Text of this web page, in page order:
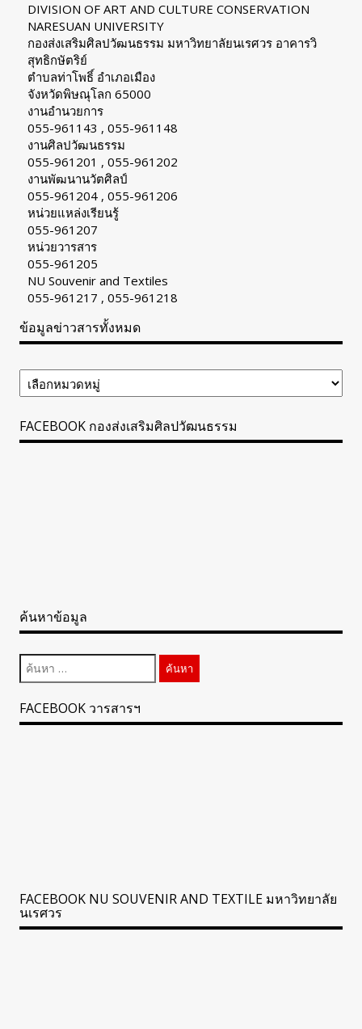
DIVISION OF ART AND CULTURE CONSERVATION
NARESUAN UNIVERSITY
กองส่งเสริมศิลปวัฒนธรรม มหาวิทยาลัยนเรศวร อาคารวิ
สุทธิกษัตริย์
ตำบลท่าโพธิ์ อำเภอเมือง
จังหวัดพิษณุโลก 65000
งานอำนวยการ
055-961143 , 055-961148
งานศิลปวัฒนธรรม
055-961201 , 055-961202
งานพัฒนานวัตศิลป์
055-961204 , 055-961206
หน่วยแหล่งเรียนรู้
055-961207
หน่วยวารสาร
055-961205
NU Souvenir and Textiles
055-961217 , 055-961218
ข้อมูลข่าวสารทั้งหมด
ข้อมูล
ข่าวสาร
FACEBOOK กองส่งเสริมศิลปวัฒนธรรม
ค้นหาข้อมูล
ค้นหา
สำหรับ:
FACEBOOK วารสารฯ
FACEBOOK NU SOUVENIR AND TEXTILE มหาวิทยาลัย
นเรศวร